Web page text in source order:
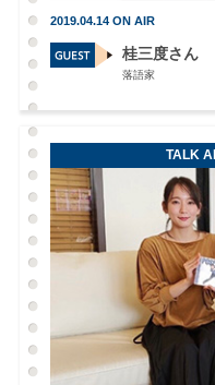
2019.04.14 ON AIR
桂三度さん
落語家
TALK